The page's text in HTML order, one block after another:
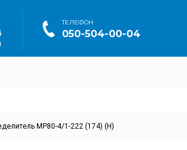
ТEЛЕФОН
050-504-00-04
МР80-4/1-222 (174) (Н)